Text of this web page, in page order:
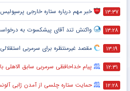
۱۳:۳۷ خبر مهم درباره ستاره خارجی
۱۳:۲۸ واکنش تند آقای پیشکسوت به درخواست
۱۳:۱۹ مقصد غیرمنتظره برای سرمربی
۱۲:۳۱ پیام خداحافظی سرمربی سابق الاهلی
۱۲:۲۸ حمایت ستاره چلسی از آمدن ژابی